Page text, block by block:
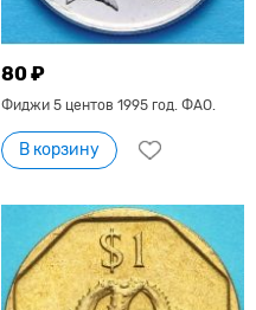
80 ₽
Фиджи 5 центов 1995 год. ФАО.
В корзину